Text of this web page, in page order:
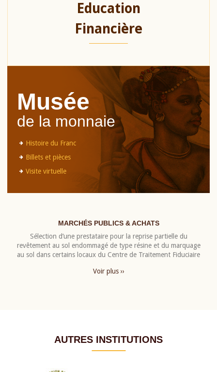
Education
Financière
Musée
de la monnaie
Histoire du Franc
Billets et pièces
Visite virtuelle
MARCHÉS PUBLICS & ACHATS
Sélection d’une prestataire pour la reprise partielle du
revêtement au sol endommagé de type résine et du marquage
au sol dans certains locaux du Centre de Traitement Fiduciaire
Voir plus ››
AUTRES INSTITUTIONS